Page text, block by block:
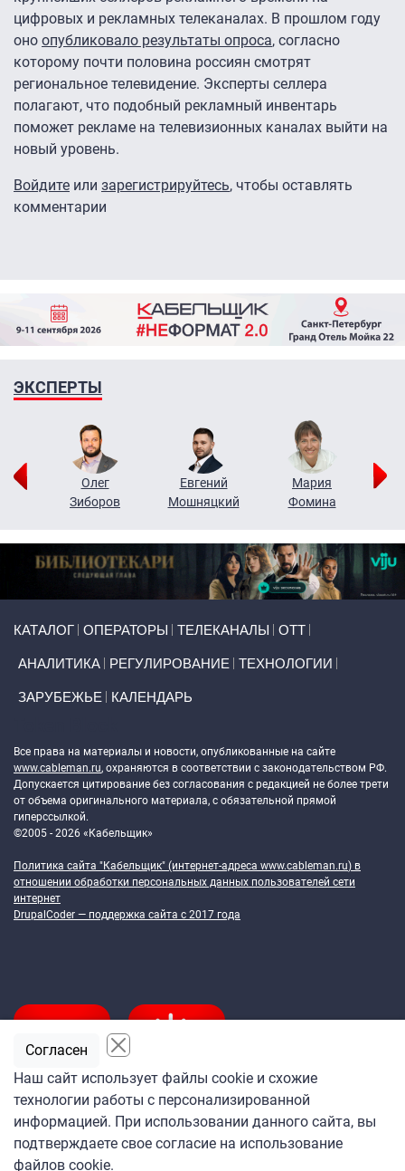
цифровых и рекламных телеканалах. В прошлом году
оно опубликовало результаты опроса, согласно
которому почти половина россиян смотрят
региональное телевидение. Эксперты селлера
полагают, что подобный рекламный инвентарь
поможет рекламе на телевизионных каналах выйти на
новый уровень.
Войдите или зарегистрируйтесь, чтобы оставлять
комментарии
ЭКСПЕРТЫ
Олег
Зиборов
Евгений
Мошняцкий
Мария
Фомина
КАТАЛОГ ОПЕРАТОРЫ ТЕЛЕКАНАЛЫ ОТТ
АНАЛИТИКА РЕГУЛИРОВАНИЕ ТЕХНОЛОГИИ
ЗАРУБЕЖЬЕ КАЛЕНДАРЬ
Все права на материалы и новости, опубликованные на сайте
www.cableman.ru, охраняются в соответствии с законодательством РФ.
Допускается цитирование без согласования с редакцией не более трети
от объема оригинального материала, с обязательной прямой
гиперссылкой.
©2005 - 2026 «Кабельщик»
Политика сайта "Кабельщик" (интернет-адреса www.cableman.ru) в
отношении обработки персональных данных пользователей сети
интернет
DrupalCoder — поддержка сайта c 2017 года
Подпишитесь
на ежедневную рассылку
«Кабельщика»
Наш сайт использует файлы cookie и схожие
технологии работы с персонализированной
информацией. При использовании данного сайта, вы
подтверждаете свое согласие на использование
файлов cookie.
Согласен